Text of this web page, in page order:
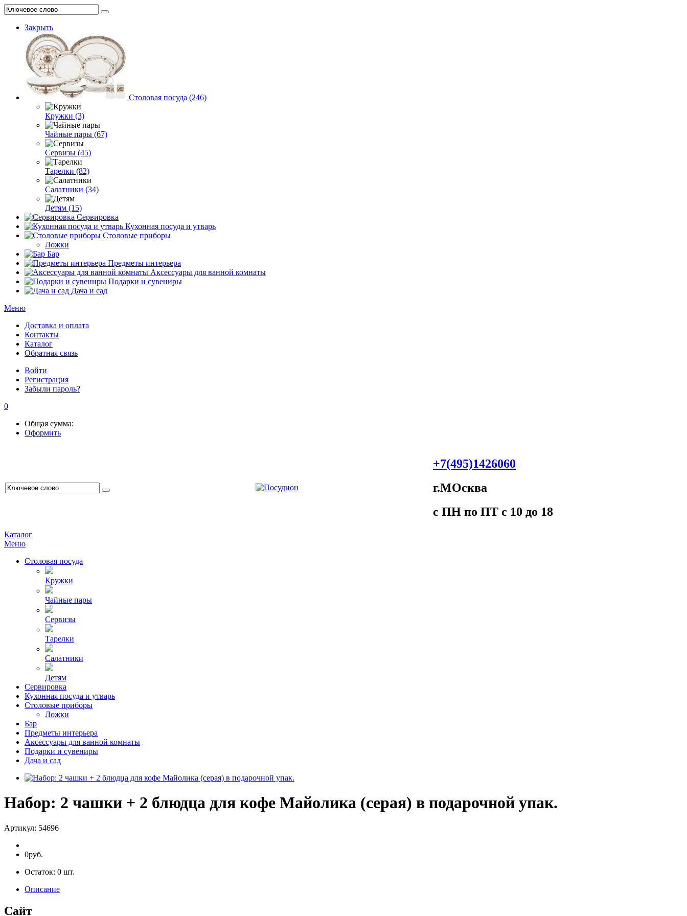
Закрыть
Столовая посуда (246)
Кружки (3)
Чайные пары (67)
Сервизы (45)
Тарелки (82)
Салатники (34)
Детям (15)
Сервировка
Кухонная посуда и утварь
Столовые приборы
Ложки
Бар
Предметы интерьера
Аксессуары для ванной комнаты
Подарки и сувениры
Дача и сад
Меню
Доставка и оплата
Контакты
Каталог
Обратная связь
Войти
Регистрация
Забыли пароль?
0
Общая сумма:
Оформить
+7(495)1426060
г.МOсква
c ПH пo ПT c 10 до 18
Каталог
Меню
Столовая посуда
Кружки
Чайные пары
Сервизы
Тарелки
Салатники
Детям
Сервировка
Кухонная посуда и утварь
Столовые приборы
Ложки
Бар
Предметы интерьера
Аксессуары для ванной комнаты
Подарки и сувениры
Дача и сад
Набор: 2 чашки + 2 блюдца для кофе Майолика (серая) в подарочной упак.
Артикул: 54696
0руб.
Остаток: 0 шт.
Описание
Сайт